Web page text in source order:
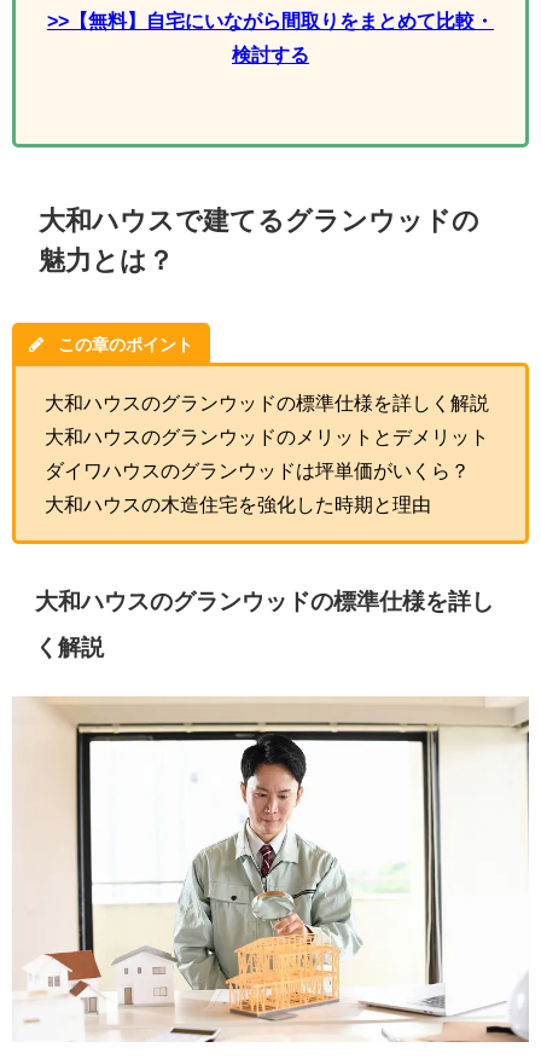
>>【無料】自宅にいながら間取りをまとめて比較・
検討する
大和ハウスで建てるグランウッドの
魅力とは？
この章のポイント
大和ハウスのグランウッドの標準仕様を詳しく解説
大和ハウスのグランウッドのメリットとデメリット
ダイワハウスのグランウッドは坪単価がいくら？
大和ハウスの木造住宅を強化した時期と理由
大和ハウスのグランウッドの標準仕様を詳し
く解説